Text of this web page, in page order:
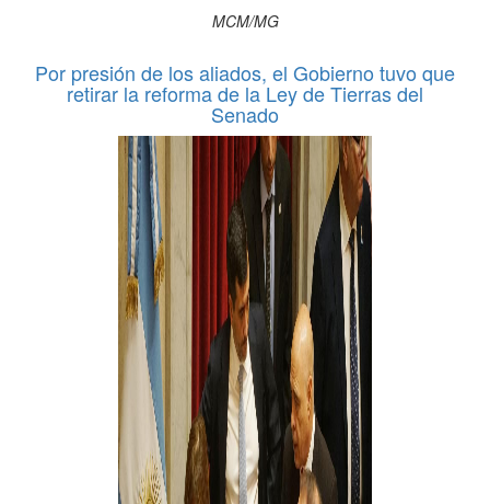
MCM/MG
Por presión de los aliados, el Gobierno tuvo que
retirar la reforma de la Ley de Tierras del
Senado